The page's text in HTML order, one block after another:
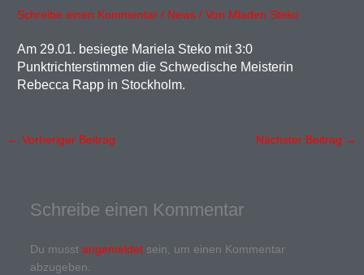
Schreibe einen Kommentar / News / Von Mladen Steko
Am 29.01. besiegte Mariela Steko mit 3:0
Punktrichterstimmen die Schwedische Meisterin
Rebecca Rapp in Stockholm.
← Vorheriger Beitrag Nächster Beitrag →
Schreibe einen Kommentar
Du musst angemeldetsein, um einen Kommentar
abzugeben.